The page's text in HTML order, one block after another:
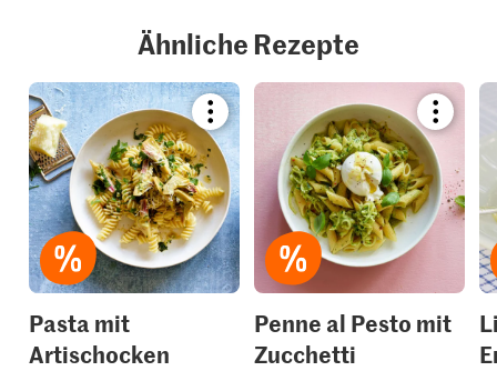
Ähnliche Rezepte
Bookmark
recipe
or
add
it
to
your
collections.
Pasta mit
Artischocken
recipe
or
add
it
to
your
Penne al Pesto mit
Zucchetti